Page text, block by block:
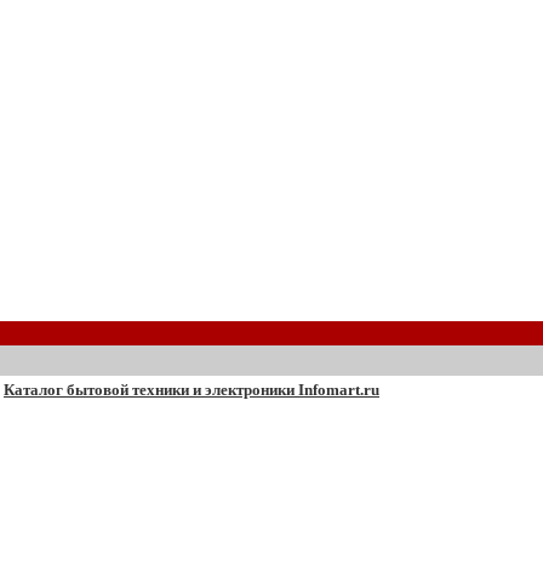
Каталог бытовой техники и электроники Infomart.ru